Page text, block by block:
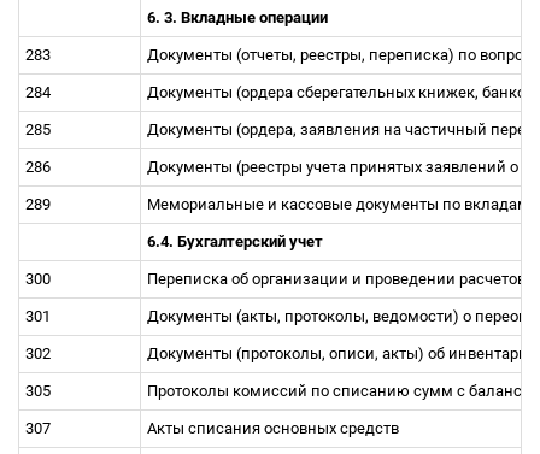
6. 3. Вкладные операции
283 Документы (отчеты, реестры, переписка) по
284 Документы (ордера сберегательных книжек,
285 Документы (ордера, заявления на частичный
286 Документы (реестры учета принятых заявлений о
289 Мемориальные и кассовые документы по вкладам
6.4. Бухгалтерский учет
300 Переписка об организации и проведении расчетов,
301 Документы (акты, протоколы, ведомости) о
302 Документы (протоколы, описи, акты) об
305 Протоколы комиссий по списанию сумм с баланса
307 Акты списания основных средств